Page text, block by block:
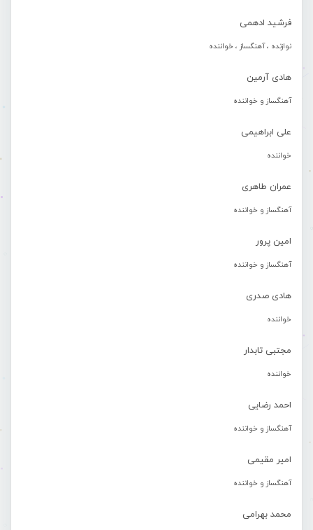
فرشید ادهمی
نوازنده ، آهنگساز ، خواننده
هادی آرمین
آهنگساز و خواننده
علی ابراهیمی
خواننده
عمران طاهری
آهنگساز و خواننده
امین پرور
آهنگساز و خواننده
هادی صدری
خواننده
مجتبی تابدار
خواننده
احمد رضایی
آهنگساز و خواننده
امیر مقیمی
آهنگساز و خواننده
محمد بهرامی